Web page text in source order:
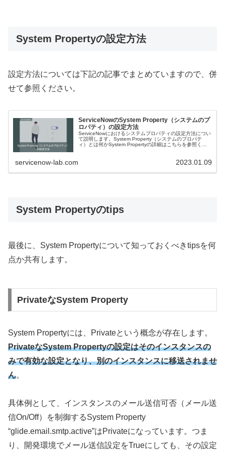
System Propertyの設定方法
設定方法については下記の記事でまとめていますので、併
せて参照ください。
ServiceNowのSystem Property（システムのプ
ロパティ）の設定方法
ServiceNowにおけるシステムプロパティの設定方法につい
て説明します。System Property（システムのプロパテ
ィ）とは何かSystem Propertyの詳細はこちらを参照くだ
servicenow-lab.com 2023.01.09
System Propertyのtips
最後に、System Propertyについて知っておくべきtipsを何
点か共有します。
PrivateなSystem Property
System Propertyには、Privateという概念が存在します。
PrivateなSystem Propertyの設定はそのインスタンスの
みで有効な設定となり、別のインスタンスに移送されませ
ん。
具体例として、インスタンスのメール送信可否（メール送
信On/Off）を制御するSystem Property
“glide.email.smtp.active”はPrivateになっています。つま
り、開発環境でメール送信設定をTrueにしても、その設定